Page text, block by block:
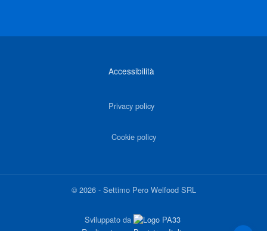
Accessibilità
Privacy policy
Cookie policy
©2026- Settimo Pero Welfood SRL
Sviluppato da